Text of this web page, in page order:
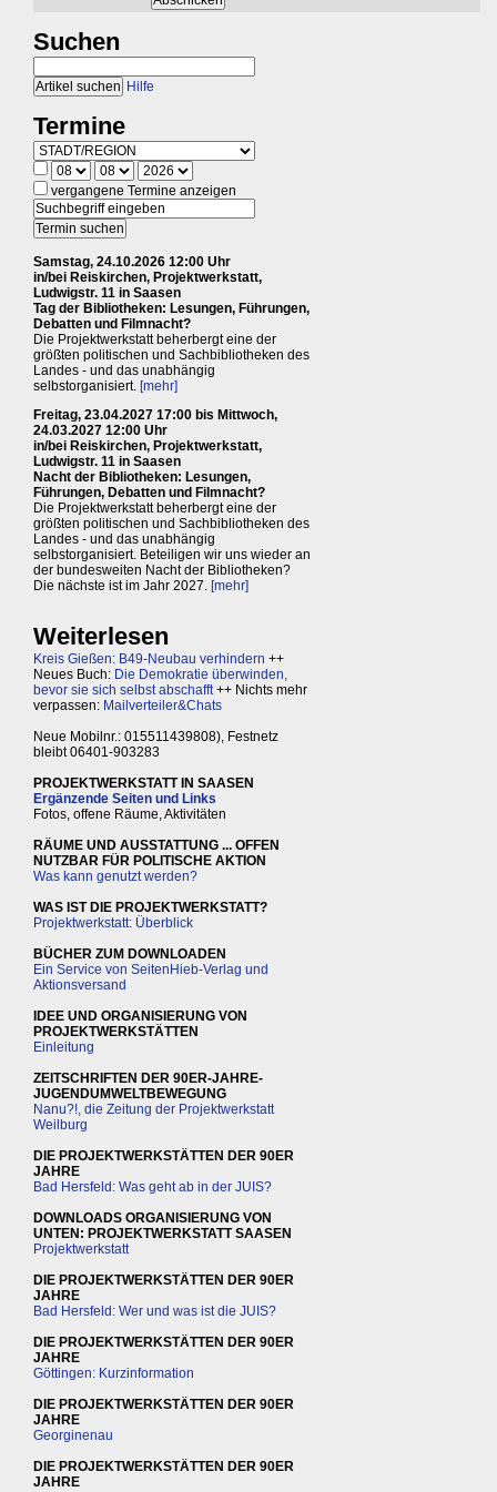
Suchen
Hilfe
Termine
vergangene Termine anzeigen
Samstag, 24.10.2026 12:00 Uhr
in/bei Reiskirchen, Projektwerkstatt,
Ludwigstr. 11 in Saasen
Tag der Bibliotheken: Lesungen, Führungen,
Debatten und Filmnacht?
Die Projektwerkstatt beherbergt eine der
größten politischen und Sachbibliotheken des
Landes - und das unabhängig
selbstorganisiert. [mehr]
Freitag, 23.04.2027 17:00 bis Mittwoch,
24.03.2027 12:00 Uhr
in/bei Reiskirchen, Projektwerkstatt,
Ludwigstr. 11 in Saasen
Nacht der Bibliotheken: Lesungen,
Führungen, Debatten und Filmnacht?
Die Projektwerkstatt beherbergt eine der
größten politischen und Sachbibliotheken des
Landes - und das unabhängig
selbstorganisiert. Beteiligen wir uns wieder an
der bundesweiten Nacht der Bibliotheken?
Die nächste ist im Jahr 2027. [mehr]
Weiterlesen
Kreis Gießen: B49-Neubau verhindern ++
Neues Buch: Die Demokratie überwinden,
bevor sie sich selbst abschafft++ Nichts mehr
verpassen: Mailverteiler&Chats
Neue Mobilnr.: 015511439808), Festnetz
bleibt 06401-903283
PROJEKTWERKSTATT IN SAASEN
Ergänzende Seiten und Links
Fotos, offene Räume, Aktivitäten
RÄUME UND AUSSTATTUNG ... OFFEN
NUTZBAR FÜR POLITISCHE AKTION
Was kann genutzt werden?
WAS IST DIE PROJEKTWERKSTATT?
Projektwerkstatt: Überblick
BÜCHER ZUM DOWNLOADEN
Ein Service von SeitenHieb-Verlag und
Aktionsversand
IDEE UND ORGANISIERUNG VON
PROJEKTWERKSTÄTTEN
Einleitung
ZEITSCHRIFTEN DER 90ER-JAHRE-
JUGENDUMWELTBEWEGUNG
Nanu?!, die Zeitung der Projektwerkstatt
Weilburg
DIE PROJEKTWERKSTÄTTEN DER 90ER
JAHRE
Bad Hersfeld: Was geht ab in der JUIS?
DOWNLOADS ORGANISIERUNG VON
UNTEN: PROJEKTWERKSTATT SAASEN
Projektwerkstatt
DIE PROJEKTWERKSTÄTTEN DER 90ER
JAHRE
Bad Hersfeld: Wer und was ist die JUIS?
DIE PROJEKTWERKSTÄTTEN DER 90ER
JAHRE
Göttingen: Kurzinformation
DIE PROJEKTWERKSTÄTTEN DER 90ER
JAHRE
Georginenau
DIE PROJEKTWERKSTÄTTEN DER 90ER
JAHRE